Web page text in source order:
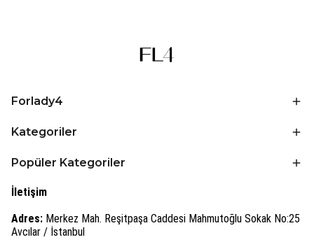
Forlady4
Kategoriler
Popüler Kategoriler
İletişim
Adres: Merkez Mah. Reşitpaşa Caddesi Mahmutoğlu Sokak No:25
Avcılar / İstanbul